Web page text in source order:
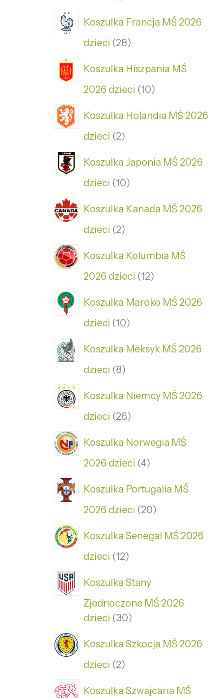
Koszulka Francja MŚ 2026
dzieci 28
Koszulka Hiszpania MŚ
2026 dzieci 10
Koszulka Holandia MŚ 2026
dzieci 2
Koszulka Japonia MŚ 2026
dzieci 10
Koszulka Kanada MŚ 2026
dzieci 2
Koszulka Kolumbia MŚ
2026 dzieci 12
Koszulka Maroko MŚ 2026
dzieci 10
Koszulka Meksyk MŚ 2026
dzieci 8
Koszulka Niemcy MŚ 2026
dzieci 26
Koszulka Norwegia MŚ
2026 dzieci 4
Koszulka Portugalia MŚ
2026 dzieci 20
Koszulka Senegal MŚ 2026
dzieci 12
Koszulka Stany
Zjednoczone MŚ 2026
dzieci 30
Koszulka Szkocja MŚ 2026
dzieci 2
Koszulka Szwajcaria MŚ